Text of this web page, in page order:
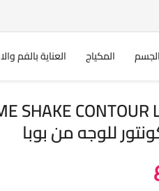
المكياج العناية بالفم
SHAKE CONTOUR